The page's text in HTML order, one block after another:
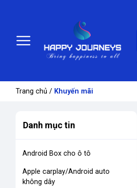
Trang chủ / Khuyến mãi
Danh mục tin
Android Box cho ô tô
Apple carplay/Android auto
không dây